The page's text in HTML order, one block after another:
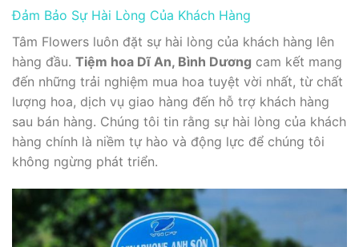
Đảm Bảo Sự Hài Lòng Của Khách Hàng
Tâm Flowers luôn đặt sự hài lòng của khách hàng lên
hàng đầu. Tiệm hoa Dĩ An, Bình Dương cam kết mang
đến những trải nghiệm mua hoa tuyệt vời nhất, từ chất
lượng hoa, dịch vụ giao hàng đến hỗ trợ khách hàng
sau bán hàng. Chúng tôi tin rằng sự hài lòng của khách
hàng chính là niềm tự hào và động lực để chúng tôi
không ngừng phát triển.